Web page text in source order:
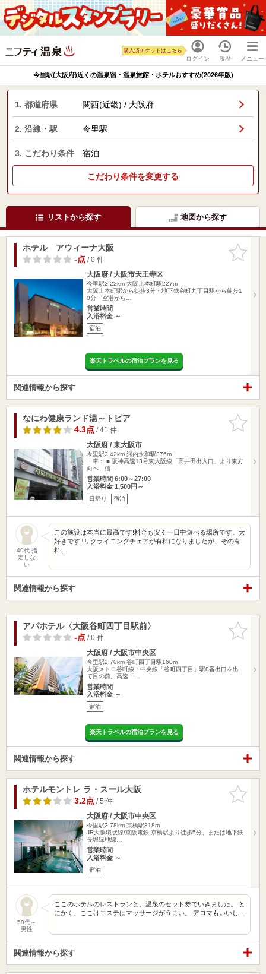
ログイン
購入済チケットはこちら
履歴 メニュー
今里駅(大阪府)近くの温泉宿・温泉旅館・ホテルおすすめ(2026年版)
1. 都道府県 関西(近畿) / 大阪府
2. 沿線・駅 今里駅
3. こだわり条件 宿泊
こだわり条件を変更する
リストから探す 地図から探す
お気に入
りに追加
ホテル アウィーナ大阪
-点/ 0 件
大阪府 / 大阪市天王寺区
今里駅2.22km 大阪上本町駅227m
大阪上本町駅から徒歩3分・地下鉄谷町九丁目駅から徒歩1
0分・空港から…
営業時間
入浴料金 ～
宿泊
楽天トラベルの宿泊プランを見る
関連情報から探す
お気に入
りに追加
なにわ健康ランド湯～トピア
4.3点/ 41 件
大阪府 / 東大阪市
今里駅2.42km 河内永和駅376m
・車： ■ 阪神高速13号東大阪線「高井田出入口」より東方
向へ、信…
営業時間 6:00～27:00
入浴料金 1,500円～
日帰り 宿泊
40代 指
定しな
い
この施設は本当に最高です!料金も安く一日中遊べる場所です。大
好きです‼︎リクライニングチェアが有料になりましたが、その有
料…
関連情報から探す
お気に入
りに追加
アパホテル〈大阪谷町四丁目駅前〉
-点/ 0 件
大阪府 / 大阪市中央区
今里駅2.70km 谷町四丁目駅160m
大阪メトロ谷町線・中央線「谷町四丁目」駅8番出口を出
て目の前。高速「…
営業時間
入浴料金 ～
宿泊
楽天トラベルの宿泊プランを見る
関連情報から探す
お気に入
りに追加
ホテルモントレ ラ・スール大阪
3.2点/ 5 件
大阪府 / 大阪市中央区
今里駅2.78km 京橋駅318m
JR大阪環状線/京阪電鉄 京橋駅より徒歩5分、または地下鉄
長堀緑地線…
営業時間
入浴料金 ～
宿泊
50代～
男性
ここのホテルのレストランと、温泉のセット券でいきました。 と
にかく、ここはエステはマッサージがうまい。 アロマもいいし…
関連情報から探す